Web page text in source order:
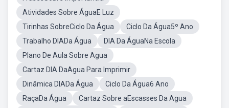
Atividades Sobre ÁguaE Luz
Tirinhas SobreCiclo Da Água
Ciclo Da Água5º Ano
Trabalho DIADa Água
DIA Da ÁguaNa Escola
Plano De Aula Sobre Agua
Cartaz DIA DaAgua Para Imprimir
Dinâmica DIADa Água
Ciclo Da Água6 Ano
RaçaDa Água
Cartaz Sobre aEscasses Da Agua